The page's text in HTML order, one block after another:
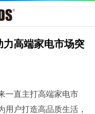
高端家电市场突
一直主打高端家电市
用户打造高品质生活，